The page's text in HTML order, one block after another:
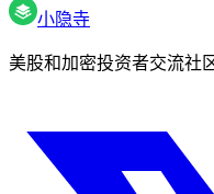
小隐寺
美股和加密投资者交流社